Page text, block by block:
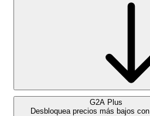
G2A Plus
Desbloquea precios más bajos con